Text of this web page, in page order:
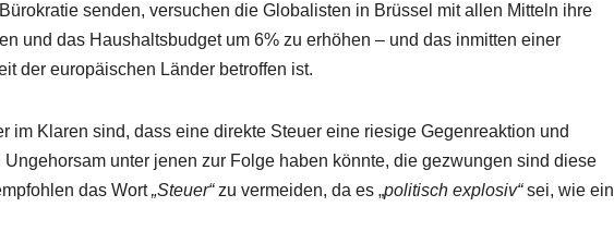
senden, versuchen die Globalisten in Brüssel mit allen Mitteln ihre
und das Haushaltsbudget um 6% zu erhöhen – und das inmitten einer
der europäischen Länder betroffen ist.
im Klaren sind, dass eine direkte Steuer eine riesige Gegenreaktion und
unter jenen zur Folge haben könnte, die gezwungen sind diese
das Wort„Steuer“zu vermeiden, da es „politisch explosiv“sei, wie ein